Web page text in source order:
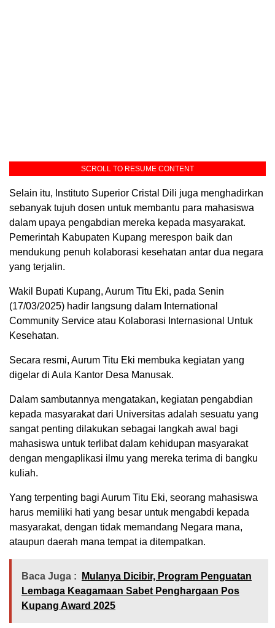
SCROLL TO RESUME CONTENT
Selain itu, Instituto Superior Cristal Dili juga menghadirkan
sebanyak tujuh dosen untuk membantu para mahasiswa
dalam upaya pengabdian mereka kepada masyarakat.
Pemerintah Kabupaten Kupang merespon baik dan
mendukung penuh kolaborasi kesehatan antar dua negara
yang terjalin.
Wakil Bupati Kupang, Aurum Titu Eki, pada Senin
(17/03/2025) hadir langsung dalam International
Community Service atau Kolaborasi Internasional Untuk
Kesehatan.
Secara resmi, Aurum Titu Eki membuka kegiatan yang
digelar di Aula Kantor Desa Manusak.
Dalam sambutannya mengatakan, kegiatan pengabdian
kepada masyarakat dari Universitas adalah sesuatu yang
sangat penting dilakukan sebagai langkah awal bagi
mahasiswa untuk terlibat dalam kehidupan masyarakat
dengan mengaplikasi ilmu yang mereka terima di bangku
kuliah.
Yang terpenting bagi Aurum Titu Eki, seorang mahasiswa
harus memiliki hati yang besar untuk mengabdi kepada
masyarakat, dengan tidak memandang Negara mana,
ataupun daerah mana tempat ia ditempatkan.
Baca Juga :
Mulanya Dicibir, Program Penguatan
Lembaga Keagamaan Sabet Penghargaan Pos
Kupang Award 2025